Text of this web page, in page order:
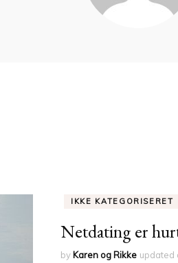
IKKE KATEGORISERET
Netdating er
by Karen og Rikke updated